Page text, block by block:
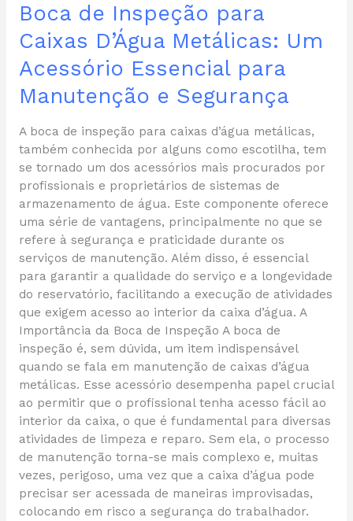
Boca de Inspeção para
Caixas D’Água Metálicas: Um
Acessório Essencial para
Manutenção e Segurança
A boca de inspeção para caixas d’água metálicas,
também conhecida por alguns como escotilha, tem
se tornado um dos acessórios mais procurados por
profissionais e proprietários de sistemas de
armazenamento de água. Este componente oferece
uma série de vantagens, principalmente no que se
refere à segurança e praticidade durante os
serviços de manutenção. Além disso, é essencial
para garantir a qualidade do serviço e a longevidade
do reservatório, facilitando a execução de atividades
que exigem acesso ao interior da caixa d’água. A
Importância da Boca de Inspeção A boca de
inspeção é, sem dúvida, um item indispensável
quando se fala em manutenção de caixas d’água
metálicas. Esse acessório desempenha papel crucial
ao permitir que o profissional tenha acesso fácil ao
interior da caixa, o que é fundamental para diversas
atividades de limpeza e reparo. Sem ela, o processo
de manutenção torna-se mais complexo e, muitas
vezes, perigoso, uma vez que a caixa d’água pode
precisar ser acessada de maneiras improvisadas,
colocando em risco a segurança do trabalhador.